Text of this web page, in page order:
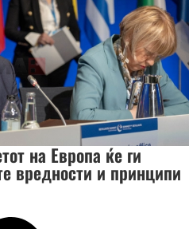
на Европа ќе ги
вредности и принципи